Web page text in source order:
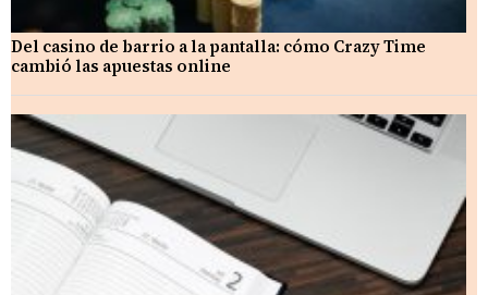
Del casino de barrio a la pantalla: cómo Crazy Time
cambió las apuestas online